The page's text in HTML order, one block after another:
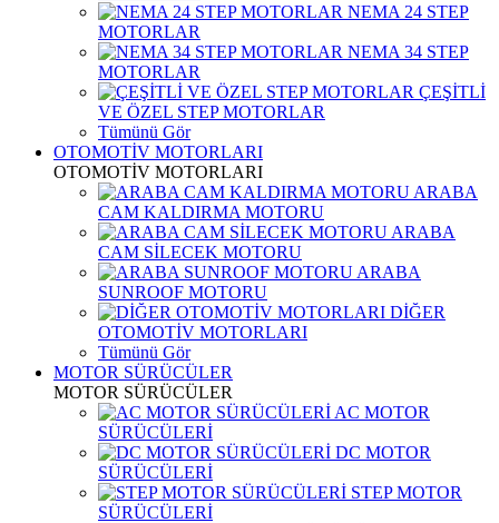
NEMA 24 STEP
MOTORLAR
NEMA 34 STEP
MOTORLAR
ÇEŞİTLİ
VE ÖZEL STEP MOTORLAR
Tümünü Gör
OTOMOTİV MOTORLARI
OTOMOTİV MOTORLARI
ARABA
CAM KALDIRMA MOTORU
ARABA
CAM SİLECEK MOTORU
ARABA
SUNROOF MOTORU
DİĞER
OTOMOTİV MOTORLARI
Tümünü Gör
MOTOR SÜRÜCÜLER
MOTOR SÜRÜCÜLER
AC MOTOR
SÜRÜCÜLERİ
DC MOTOR
SÜRÜCÜLERİ
STEP MOTOR
SÜRÜCÜLERİ